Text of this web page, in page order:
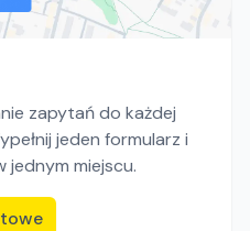
zapytań do każdej
jeden formularz i
miejscu.